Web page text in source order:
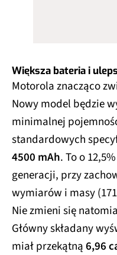
Większa bateria i
Motorola znacząco
Nowy model będzie
minimalnej
standardowych
4500 mAh. To o
generacji, przy
wymiarów i masy
Nie zmieni się
Główny składany
miał przekątną6,96